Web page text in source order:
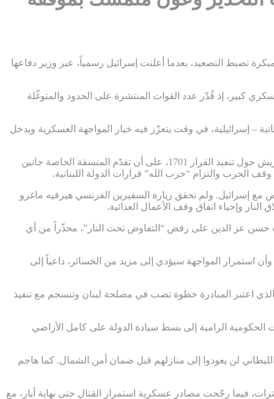
تضبط التصعيد، بعدما أعلنت إسرائيل رسمياً، عبر وزير دفاعها
كبير، إذ قُدّر عدد القوات المنتشرة على الحدود والمتوغّلة
– إسرائيلية، في وقت يتعزّز فيه خيار المواجهة العسكرية ويدخل
ومن المتوقع أن تُطرح هذه التعقيدات خلال جلسة مشاورات مغلقة يعقدها مجلس الأمن لبحث تقرير الأمين العام للأمم المتحدة أنطونيو غوتيريش حول تنفيذ القرار 1701، على أن تقدّم المنسقة الخاصة جانين
الحرب والتزام “حزب الله” قرارات الدولة اللبنانية.
مع إسرائيل. ولم تحقق زيارة السفيرين الفرنسي هيرفيه ماغرو
وإحياء اتفاق وقف الأعمال العدائية.
حسن عز الدين على رفض “التفاوض تحت النار”، محذّراً من أي
استمرار المواجهة سيؤدي إلى مزيد من الخسائر، داعياً إلى
اعتبر المبادرة خطوة تصب في مصلحة لبنان وتنسجم مع تنفيذ
الرامية إلى بسط سيادة الدولة على كامل الأراضي
الليطاني لن يعودوا إلى منازلهم قبل ضمان أمن الشمال. كما هاجم
صحيفة “يديعوت أحرونوت” بأن قوات لواء غولاني استكملت انتشارها داخل جنوب لبنان على عمق يتراوح بين 7 و9 كيلومترات، فيما رجّحت مصادر عسكرية استمرار القتال حتى نهاية أيار، مع